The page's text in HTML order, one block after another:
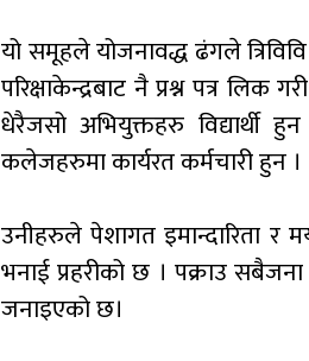
यो समूहले योजनावद्ध ढंगले त्रिविवि
परिक्षाकेन्द्रबाट नै प्रश्न पत्र
धेरैजसो अभियुक्तहरु विद्यार्थी
कलेजहरुमा कार्यरत कर्मचारी हुन ।
उनीहरुले पेशागत इमान्दारिता र
भनाई प्रहरीको छ । पक्राउ
जनाइएको छ।